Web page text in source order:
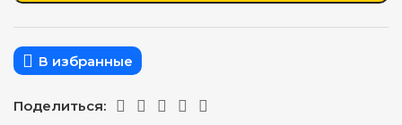
В избранные
Поделиться: